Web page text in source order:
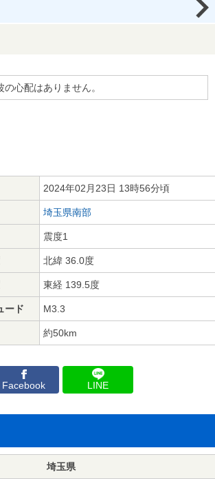
心配はありません。
2024年02月23日 13時56分頃
埼玉県南部
震度1
北緯 36.0度
東経 139.5度
ード M3.3
約50km
Facebook LINE
埼玉県